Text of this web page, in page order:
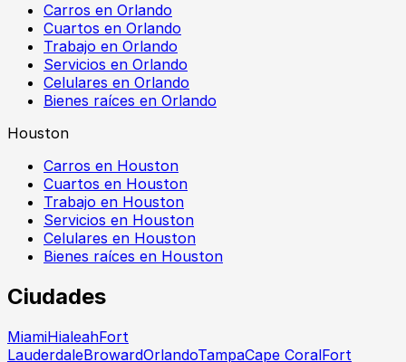
Carros en Orlando
Cuartos en Orlando
Trabajo en Orlando
Servicios en Orlando
Celulares en Orlando
Bienes raíces en Orlando
Houston
Carros en Houston
Cuartos en Houston
Trabajo en Houston
Servicios en Houston
Celulares en Houston
Bienes raíces en Houston
Ciudades
MiamiHialeahFort
LauderdaleBrowardOrlandoTampaCape CoralFort